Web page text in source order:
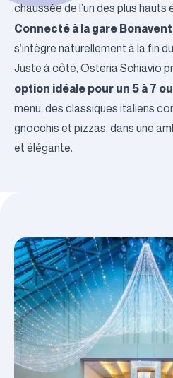
chaussée de l’un des plus
Connecté à la gare
s’intègre naturellement à la fin
Juste à côté, Osteria Schiavio
option idéale pour un 5 à 7
menu, des classiques italiens
gnocchis et pizzas, dans une
et élégante.